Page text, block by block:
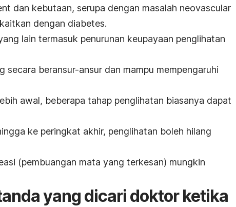
dan kebutaan, serupa dengan masalah neovascular
dengan diabetes.
lain termasuk penurunan keupayaan penglihatan
secara beransur-ansur dan mampu mempengaruhi
awal, beberapa tahap penglihatan biasanya dapat
ke peringkat akhir, penglihatan boleh hilang
(pembuangan mata yang terkesan) mungkin
yang dicari doktor ketika